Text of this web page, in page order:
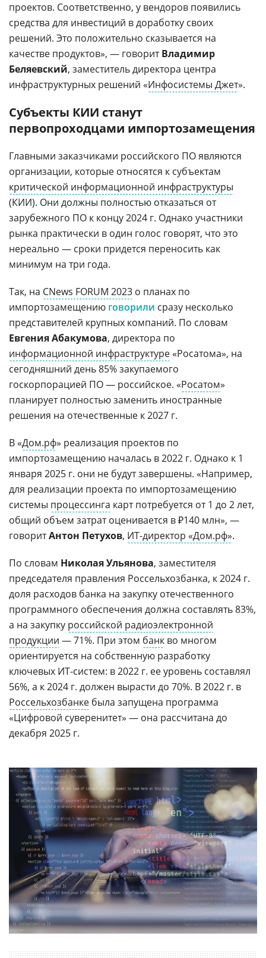
проектов. Соответственно, у вендоров появились
средства для инвестиций в доработку своих
решений. Это положительно сказывается на
качестве продуктов», — говоритВладимир
Беляевский, заместитель директора центра
инфраструктурных решений «Инфосистемы Джет».
Субъекты КИИ станут
первопроходцами импортозамещения
Главными заказчиками российского ПО являются
организации, которые относятся к субъектам
критической информационной инфраструктуры
(КИИ). Они должны полностью отказаться от
зарубежного ПО к концу 2024 г. Однако участники
рынка практически в один голос говорят, что это
нереально — сроки придется переносить как
минимум на три года.
Так, на CNews FORUM 2023 о планах по
импортозамещению говорили сразу несколько
представителей крупных компаний. По словам
ЕвгенияАбакумова, директора по
информационной инфраструктуре «Росатома», на
сегодняшний день 85% закупаемого
госкорпорацией ПО — российское. «Росатом»
планирует полностью заменить иностранные
решения на отечественные к 2027 г.
В «Дом.рф» реализация проектов по
импортозамещению началась в 2022 г. Однако к 1
января 2025 г. они не будут завершены. «Например,
для реализации проекта по импортозамещению
системы процессинга карт потребуется от 1 до 2 лет,
общий объем затрат оценивается в ₽140 млн», —
говоритАнтон Петухов, ИТ-директор «Дом.рф».
По словам Николая Ульянова, заместителя
председателя правления Россельхозбанка, к 2024 г.
доля расходов банка на закупку отечественного
программного обеспечения должна составлять 83%,
а на закупку российской радиоэлектронной
продукции — 71%. При этом банк во многом
ориентируется на собственную разработку
ключевых ИТ-систем: в 2022 г. ее уровень составлял
56%, а к 2024 г. должен вырасти до 70%. В 2022 г. в
Россельхозбанке была запущена программа
«Цифровой суверенитет» — она рассчитана до
декабря 2025 г.